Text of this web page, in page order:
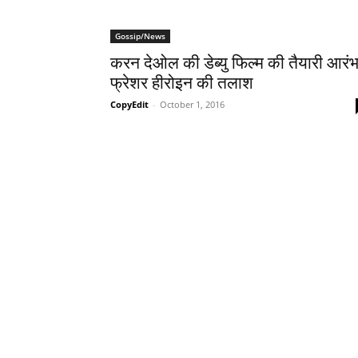
Gossip/News
करन देओल की डेब्‍यु फिल्‍म की तैयारी
फ्रेशर हीरोइन की तलाश
CopyEdit - October 1, 2016